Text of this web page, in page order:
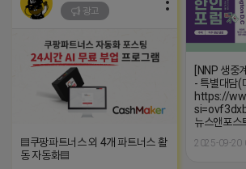
[NNP 생중
- 특별대담(
https://
뉴스앤포스
2025-09-20
광고
▤쿠팡파트너스 외 4개 파트너스 활
동 자동화▤